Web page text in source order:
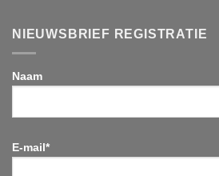
NIEUWSBRIEF REGISTRATIE
Naam
E-mail*